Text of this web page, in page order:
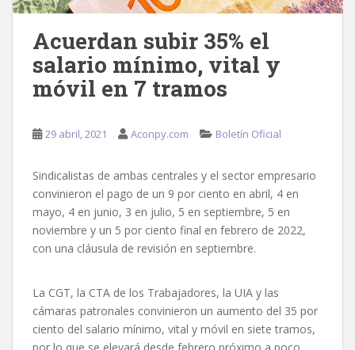
Acuerdan subir 35% el
salario mínimo, vital y
móvil en 7 tramos
29 abril, 2021 Aconpy.com Boletín Oficial
Sindicalistas de ambas centrales y el sector empresario
convinieron el pago de un 9 por ciento en abril, 4 en
mayo, 4 en junio, 3 en julio, 5 en septiembre, 5 en
noviembre y un 5 por ciento final en febrero de 2022,
con una cláusula de revisión en septiembre.
La CGT, la CTA de los Trabajadores, la UIA y las
cámaras patronales convinieron un aumento del 35 por
ciento del salario mínimo, vital y móvil en siete tramos,